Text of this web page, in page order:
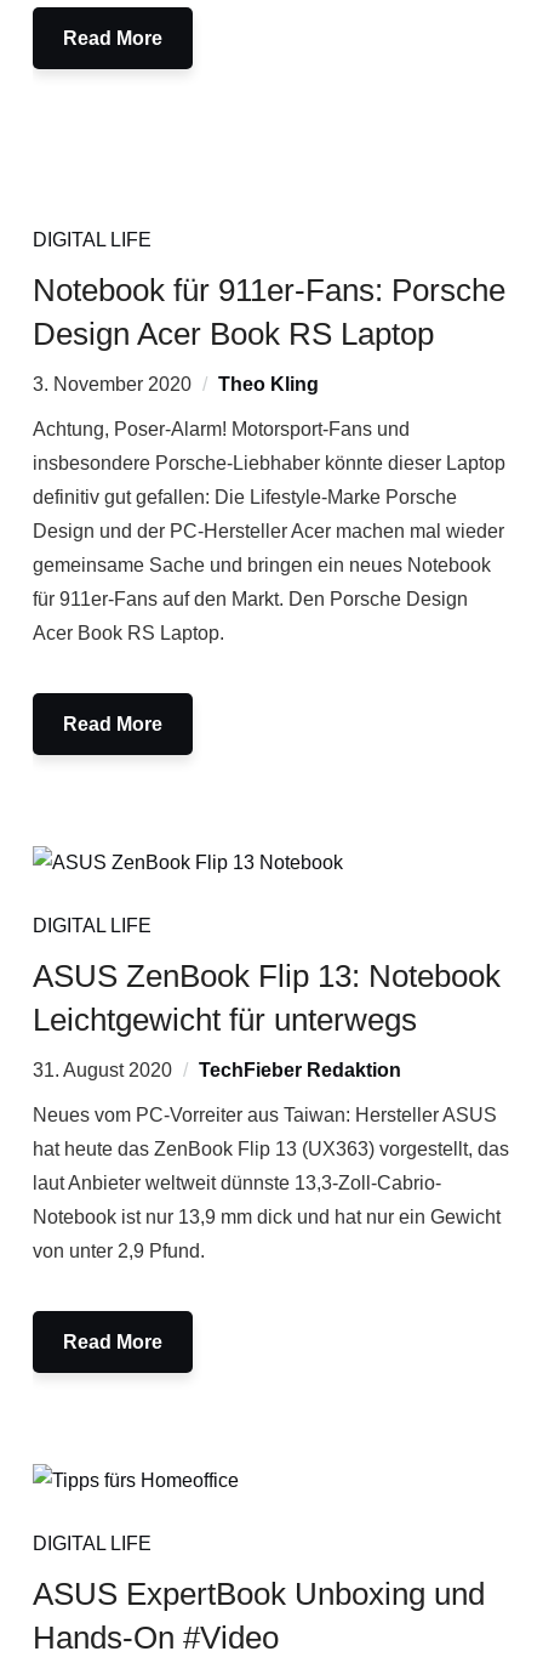
Read More
DIGITAL LIFE
Notebook für 911er-Fans: Porsche
Design Acer Book RS Laptop
3. November 2020 Theo Kling
Achtung, Poser-Alarm! Motorsport-Fans und
insbesondere Porsche-Liebhaber könnte dieser Laptop
definitiv gut gefallen: Die Lifestyle-Marke Porsche
Design und der PC-Hersteller Acer machen mal wieder
gemeinsame Sache und bringen ein neues Notebook
für 911er-Fans auf den Markt. Den Porsche Design
Acer Book RS Laptop.
Read More
DIGITAL LIFE
ASUS ZenBook Flip 13: Notebook
Leichtgewicht für unterwegs
31. August 2020 TechFieber Redaktion
Neues vom PC-Vorreiter aus Taiwan: Hersteller ASUS
hat heute das ZenBook Flip 13 (UX363) vorgestellt, das
laut Anbieter weltweit dünnste 13,3-Zoll-Cabrio-
Notebook ist nur 13,9 mm dick und hat nur ein Gewicht
von unter 2,9 Pfund.
Read More
DIGITAL LIFE
ASUS ExpertBook Unboxing und
Hands-On #Video